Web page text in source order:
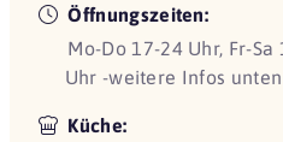
Öffnungszeiten:
Mo-Do 17-24 Uhr, Fr-Sa
Uhr -weitere Infos unten
Küche: